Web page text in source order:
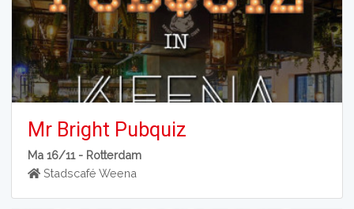
Mr Bright Pubquiz
Ma 16/11 - Rotterdam
Stadscafé Weena